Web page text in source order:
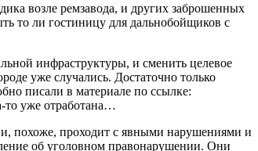
возле ремзавода, и других заброшенных
то ли гостиницу для дальнобойщиков с
инфраструктуры, и сменить целевое
уже случались. Достаточно только
писали в материале по ссылке:
то уже отработана…
похоже, проходит с явными нарушениями и
об уголовном правонарушении. Они